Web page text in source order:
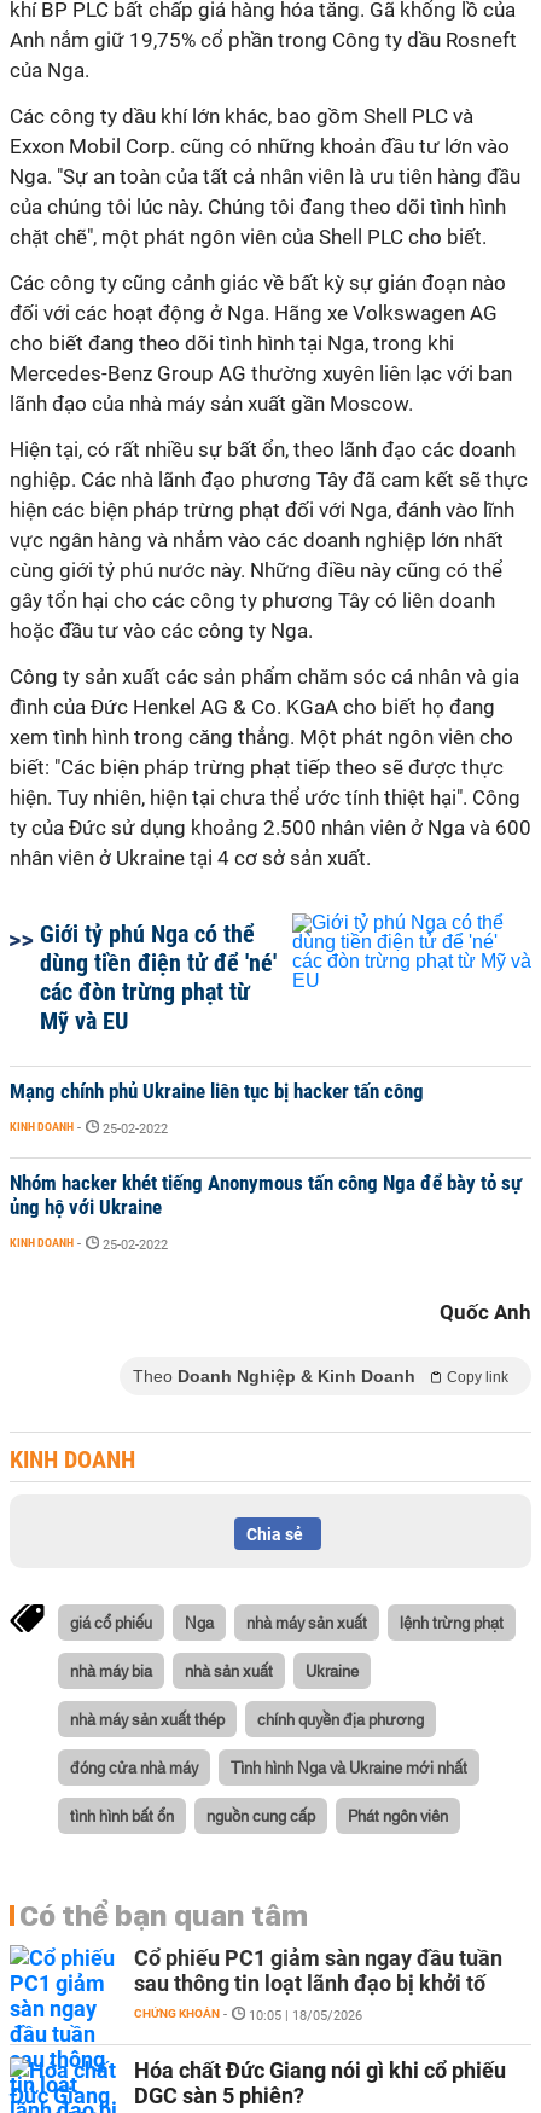
khí BP PLC bất chấp giá hàng hóa tăng. Gã khổng lồ của
Anh nắm giữ 19,75% cổ phần trong Công ty dầu Rosneft
của Nga.
Các công ty dầu khí lớn khác, bao gồm Shell PLC và
Exxon Mobil Corp. cũng có những khoản đầu tư lớn vào
Nga. "Sự an toàn của tất cả nhân viên là ưu tiên hàng đầu
của chúng tôi lúc này. Chúng tôi đang theo dõi tình hình
chặt chẽ", một phát ngôn viên của Shell PLC cho biết.
Các công ty cũng cảnh giác về bất kỳ sự gián đoạn nào
đối với các hoạt động ở Nga. Hãng xe Volkswagen AG
cho biết đang theo dõi tình hình tại Nga, trong khi
Mercedes-Benz Group AG thường xuyên liên lạc với ban
lãnh đạo của nhà máy sản xuất gần Moscow.
Hiện tại, có rất nhiều sự bất ổn, theo lãnh đạo các doanh
nghiệp. Các nhà lãnh đạo phương Tây đã cam kết sẽ thực
hiện các biện pháp trừng phạt đối với Nga, đánh vào lĩnh
vực ngân hàng và nhắm vào các doanh nghiệp lớn nhất
cùng giới tỷ phú nước này. Những điều này cũng có thể
gây tổn hại cho các công ty phương Tây có liên doanh
hoặc đầu tư vào các công ty Nga.
Công ty sản xuất các sản phẩm chăm sóc cá nhân và gia
đình của Đức Henkel AG & Co. KGaA cho biết họ đang
xem tình hình trong căng thẳng. Một phát ngôn viên cho
biết: "Các biện pháp trừng phạt tiếp theo sẽ được thực
hiện. Tuy nhiên, hiện tại chưa thể ước tính thiệt hại". Công
ty của Đức sử dụng khoảng 2.500 nhân viên ở Nga và 600
nhân viên ở Ukraine tại 4 cơ sở sản xuất.
Giới tỷ phú Nga có thể
dùng tiền điện tử để 'né'
các đòn trừng phạt từ
Mỹ và EU
Mạng chính phủ Ukraine liên tục bị hacker tấn công
KINH DOANH - 25-02-2022
Nhóm hacker khét tiếng Anonymous tấn công Nga để bày tỏ sự
ủng hộ với Ukraine
KINH DOANH - 25-02-2022
Quốc Anh
Theo Doanh Nghiệp & Kinh Doanh Copy link
KINH DOANH
Chia sẻ
giá cổ phiếu Nga nhà máy sản xuất lệnh trừng phạt
nhà máy bia nhà sản xuất Ukraine
nhà máy sản xuất thép chính quyền địa phương
đóng cửa nhà máy Tình hình Nga và Ukraine mới nhất
tình hình bất ổn nguồn cung cấp Phát ngôn viên
Có thể bạn quan tâm
Cổ phiếu PC1 giảm sàn ngay đầu tuần
sau thông tin loạt lãnh đạo bị khởi tố
CHỨNG KHOÁN - 10:05 | 18/05/2026
Hóa chất Đức Giang nói gì khi cổ phiếu
DGC sàn 5 phiên?